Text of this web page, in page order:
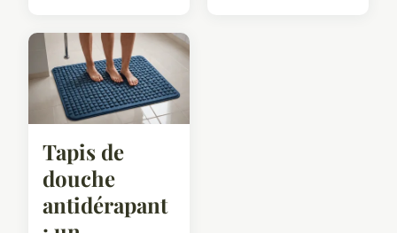
Tapis de
douche
antidérapant